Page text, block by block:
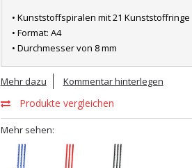
• Kunststoffspiralen mit 21 Kunststoffringe
• Format: A4
• Durchmesser von 8 mm
Mehr dazu Kommentar hinterlegen
Produkte vergleichen
Mehr sehen: